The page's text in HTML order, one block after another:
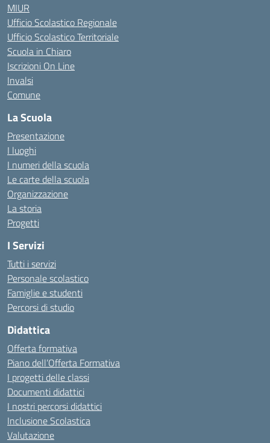
MIUR
Ufficio Scolastico Regionale
Ufficio Scolastico Territoriale
Scuola in Chiaro
Iscrizioni On Line
Invalsi
Comune
La Scuola
Presentazione
I luoghi
I numeri della scuola
Le carte della scuola
Organizzazione
La storia
Progetti
I Servizi
Tutti i servizi
Personale scolastico
Famiglie e studenti
Percorsi di studio
Didattica
Offerta formativa
Piano dell’Offerta Formativa
I progetti delle classi
Documenti didattici
I nostri percorsi didattici
Inclusione Scolastica
Valutazione